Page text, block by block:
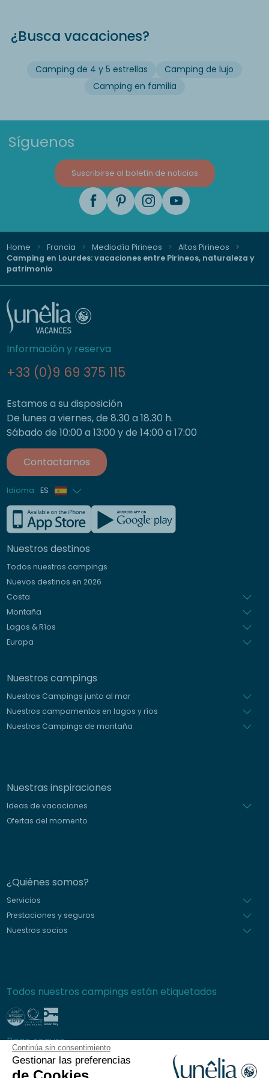
Continúa sin consentimiento
Gestionar las preferencias
¿Busca vacaciones?
Camping de 4 y 5 estrellas
Camping de lujo
Camping en familia
Síguenos
Suscribirse al boletín de noticias
Home Francia Mediodía Pirineos
Altos Pirineos
Camping en Lourdes: vacaciones entre Pirineos, naturaleza y
patrimonio
Información y reserva
+33 (0)9 69 375 115
Estamos a su disposición
De lunes a viernes, de 8.30 a 18.30 h.
Sábado de 10:00 a 13:00 y de 14:00 a 17:00
Contactarnos
Idioma ES
Francés
Inglés
Alemán
Nuestros destinos
Todos nuestros campings
Nuevos destinos en 2026
Costa
Montaña
Lagos & Ríos
Europa
Nuestros campings
Nuestros Campings junto al mar
Nuestros campamentos en lagos y ríos
Nuestros Campings de montaña
Nuestras inspiraciones
Ideas de vacaciones
Ofertas del momento
¿Quiénes somos?
Servicios
Prestaciones y seguros
Nuestros socios
Todos nuestros campings están etiquetados
Pago seguro